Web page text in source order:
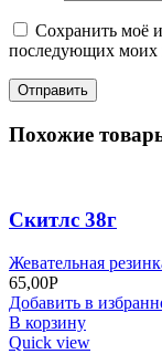
Сохранить моё
последующих моих
Похожие
Скитлс 38г
Жевательная
65,00Р
Добавить в
В корзину
Quick view